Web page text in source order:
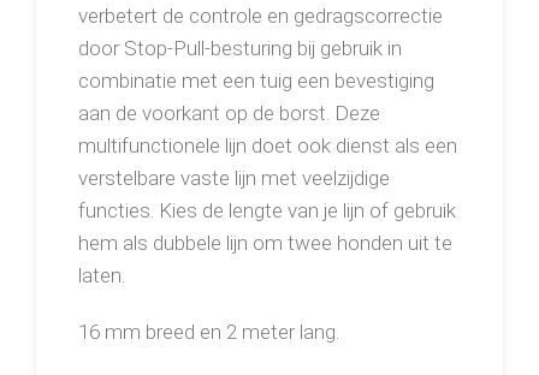
verbetert de controle en gedragscorrectie
door Stop-Pull-besturing bij gebruik in
combinatie met een tuig een bevestiging
aan de voorkant op de borst. Deze
multifunctionele lijn doet ook dienst als een
verstelbare vaste lijn met veelzijdige
functies. Kies de lengte van je lijn of gebruik
hem als dubbele lijn om twee honden uit te
laten.
16 mm breed en 2 meter lang.